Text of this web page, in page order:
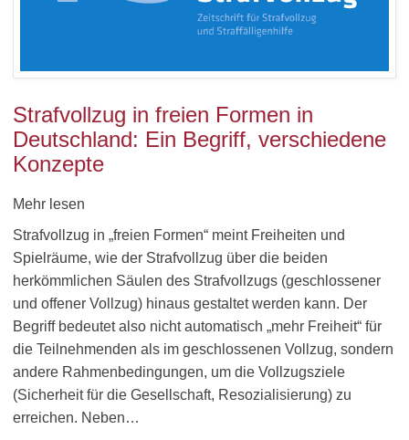
Strafvollzug in freien Formen in
Deutschland: Ein Begriff, verschiedene
Konzepte
Mehr lesen
Strafvollzug in „freien Formen“ meint Freiheiten und
Spielräume, wie der Strafvollzug über die beiden
herkömmlichen Säulen des Strafvollzugs (geschlossener
und offener Vollzug) hinaus gestaltet werden kann. Der
Begriff bedeutet also nicht automatisch „mehr Freiheit“ für
die Teilnehmenden als im geschlossenen Vollzug, sondern
andere Rahmenbedingungen, um die Vollzugsziele
(Sicherheit für die Gesellschaft, Resozialisierung) zu
erreichen. Neben…